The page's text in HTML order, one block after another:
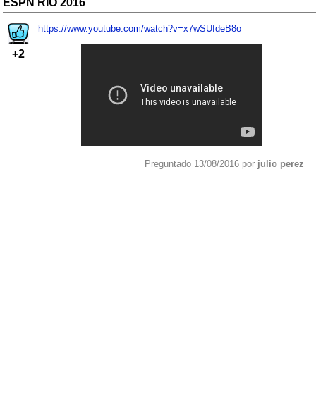
+2
https://www.youtube.com/watch?v=x7wSUfdeB8o
Preguntado 13/08/2016 por julio perez